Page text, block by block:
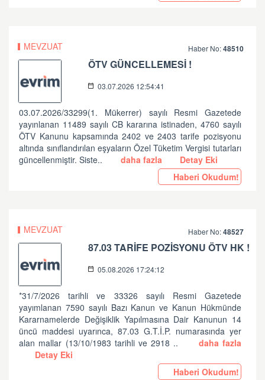
MEVZUAT Haber No:48510
ÖTV GÜNCELLEMESİ !
03.07.2026 12:54:41
03.07.2026/33299(1. Mükerrer) sayılı Resmi Gazetede
yayınlanan 11489 sayılı CB kararına istinaden, 4760 sayılı
ÖTV Kanunu kapsamında 2402 ve 2403 tarife pozisyonu
altında sınıflandırılan eşyaların Özel Tüketim Vergisi tutarları
güncellenmiştir. Siste..
daha fazla
Detay Eki
Haberi Okudum!
MEVZUAT Haber No:48527
87.03 TARİFE POZİSYONU ÖTV HK !
05.08.2026 17:24:12
*31/7/2026 tarihli ve 33326 sayılı Resmi Gazetede
yayımlanan 7590 sayılı Bazı Kanun ve Kanun Hükmünde
Kararnamelerde Değişiklik Yapılmasına Dair Kanunun 14
üncü maddesi uyarınca, 87.03 G.T.İ.P. numarasında yer
alan mallar (13/10/1983 tarihli ve 2918 ..
daha fazla
Detay Eki
Haberi Okudum!